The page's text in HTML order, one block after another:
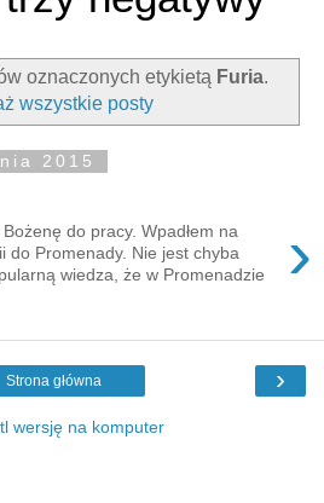
oznaczonych etykietą Furia.
wszystkie posty
2015
›
Bożenę do pracy. Wpadłem na
do Promenady. Nie jest chyba
wiedza, że w Promenadzie
›
Strona główna
wersję na komputer